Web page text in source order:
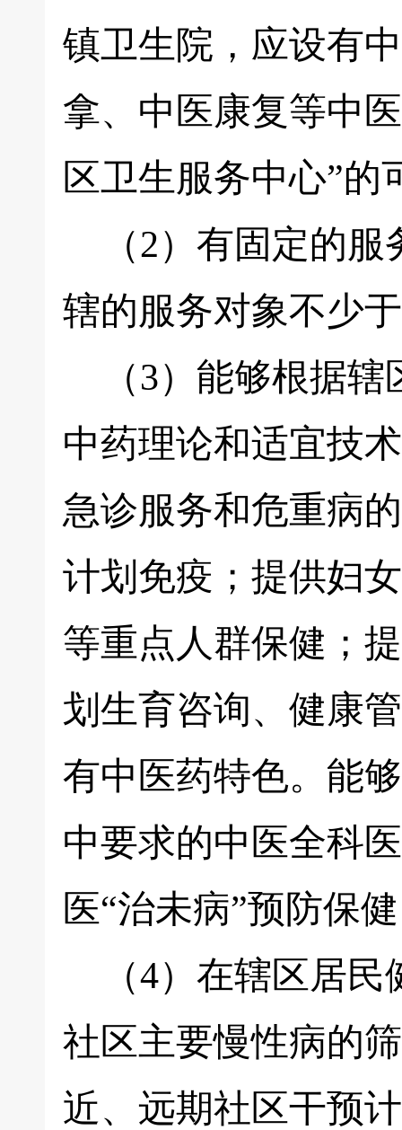
镇卫生院，应设有
拿、中医康复等中
区卫生服务中心”的
（2）有固定的服
辖的服务对象不少
（3）能够根据辖
中药理论和适宜技
急诊服务和危重病
计划免疫；提供妇
等重点人群保健；
划生育咨询、健康
有中医药特色。能
中要求的中医全科
医“治未病”预防保
（4）在辖区居民
社区主要慢性病的
近、远期社区干预